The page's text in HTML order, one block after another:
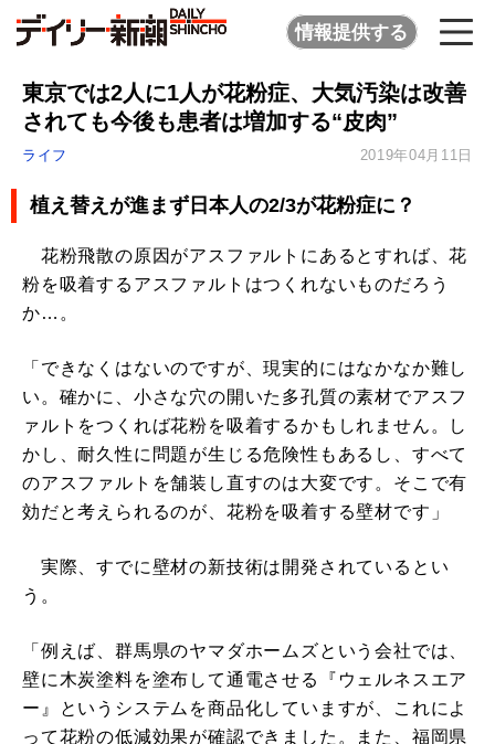
情報提供する
東京では2人に1人が花粉症、大気汚染は改善
されても今後も患者は増加する“皮肉”
ライフ 2019年04月11日
植え替えが進まず日本人の2/3が花粉症に？
花粉飛散の原因がアスファルトにあるとすれば、花
粉を吸着するアスファルトはつくれないものだろう
か…。
「できなくはないのですが、現実的にはなかなか難し
い。確かに、小さな穴の開いた多孔質の素材でアスフ
ァルトをつくれば花粉を吸着するかもしれません。し
かし、耐久性に問題が生じる危険性もあるし、すべて
のアスファルトを舗装し直すのは大変です。そこで有
効だと考えられるのが、花粉を吸着する壁材です」
実際、すでに壁材の新技術は開発されているとい
う。
「例えば、群馬県のヤマダホームズという会社では、
壁に木炭塗料を塗布して通電させる『ウェルネスエア
ー』というシステムを商品化していますが、これによ
って花粉の低減効果が確認できました。また、福岡県